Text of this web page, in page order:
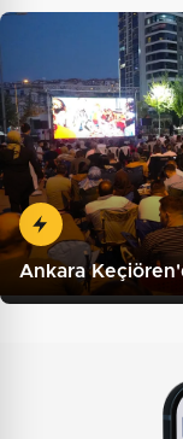
Ankara